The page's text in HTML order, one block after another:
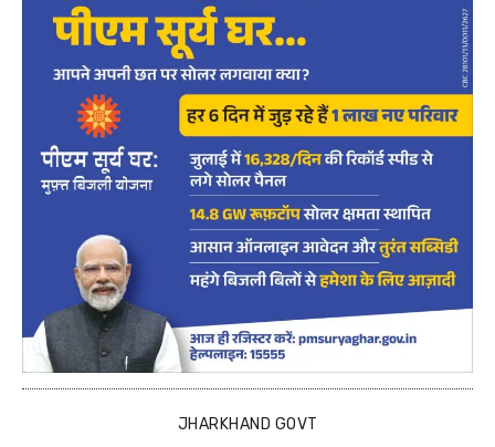
JHARKHAND GOVT